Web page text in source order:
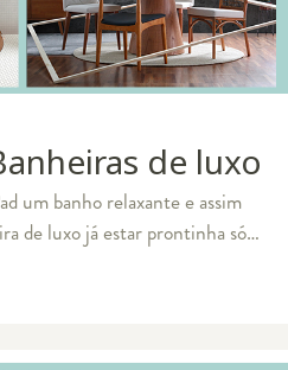
de luxo
um banho relaxante e assim
de luxo já estar prontinha só